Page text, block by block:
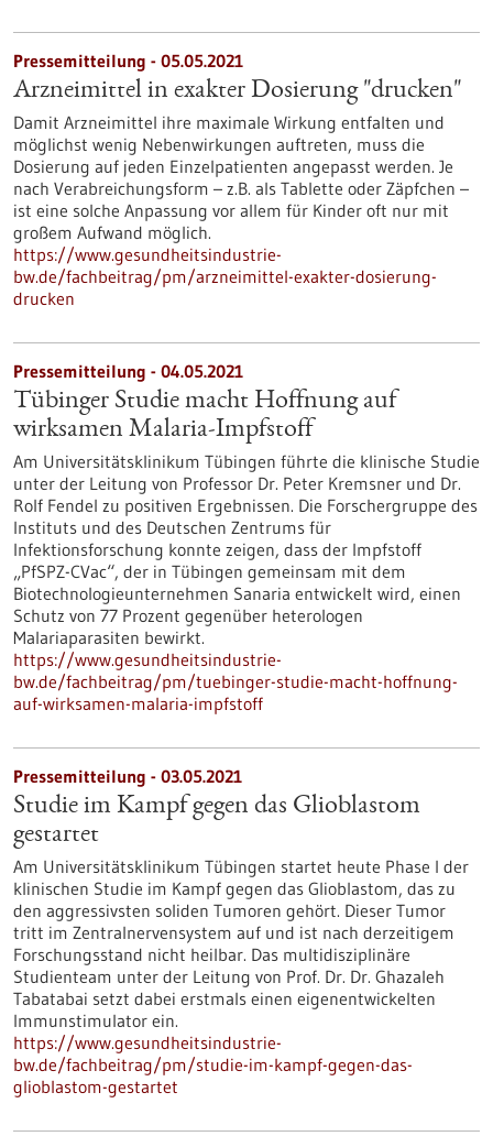
Pressemitteilung - 05.05.2021
Arzneimittel in exakter Dosierung "drucken"
Damit Arzneimittel ihre maximale Wirkung entfalten und
möglichst wenig Nebenwirkungen auftreten, muss die
Dosierung auf jeden Einzelpatienten angepasst werden. Je
nach Verabreichungsform – z.B. als Tablette oder Zäpfchen –
ist eine solche Anpassung vor allem für Kinder oft nur mit
großem Aufwand möglich.
https://www.gesundheitsindustrie-
bw.de/fachbeitrag/pm/arzneimittel-exakter-dosierung-
drucken
Pressemitteilung - 04.05.2021
Tübinger Studie macht Hoffnung auf
wirksamen Malaria-Impfstoff
Am Universitätsklinikum Tübingen führte die klinische Studie
unter der Leitung von Professor Dr. Peter Kremsner und Dr.
Rolf Fendel zu positiven Ergebnissen. Die Forschergruppe des
Instituts und des Deutschen Zentrums für
Infektionsforschung konnte zeigen, dass der Impfstoff
„PfSPZ-CVac“, der in Tübingen gemeinsam mit dem
Biotechnologieunternehmen Sanaria entwickelt wird, einen
Schutz von 77 Prozent gegenüber heterologen
Malariaparasiten bewirkt.
https://www.gesundheitsindustrie-
bw.de/fachbeitrag/pm/tuebinger-studie-macht-hoffnung-
auf-wirksamen-malaria-impfstoff
Pressemitteilung - 03.05.2021
Studie im Kampf gegen das Glioblastom
gestartet
Am Universitätsklinikum Tübingen startet heute Phase I der
klinischen Studie im Kampf gegen das Glioblastom, das zu
den aggressivsten soliden Tumoren gehört. Dieser Tumor
tritt im Zentralnervensystem auf und ist nach derzeitigem
Forschungsstand nicht heilbar. Das multidisziplinäre
Studienteam unter der Leitung von Prof. Dr. Dr. Ghazaleh
Tabatabai setzt dabei erstmals einen eigenentwickelten
Immunstimulator ein.
https://www.gesundheitsindustrie-
bw.de/fachbeitrag/pm/studie-im-kampf-gegen-das-
glioblastom-gestartet